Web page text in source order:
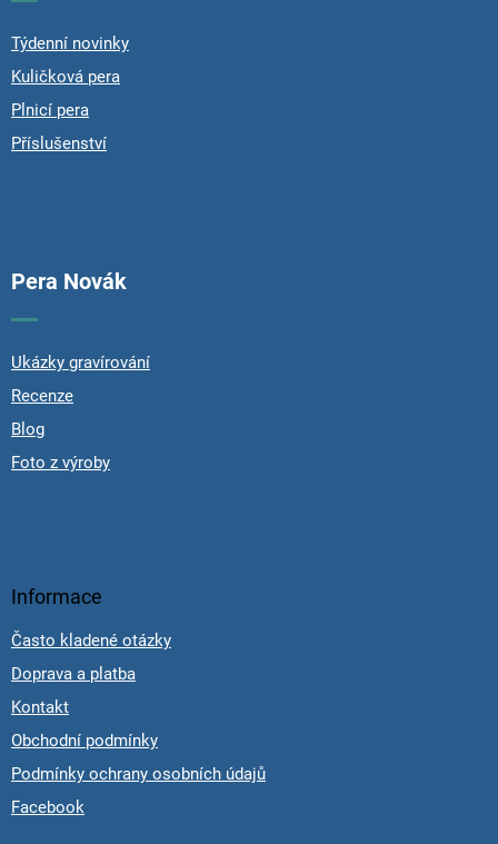
Týdenní novinky
Kuličková pera
Plnicí pera
Příslušenství
Pera Novák
Ukázky gravírování
Recenze
Blog
Foto z výroby
Informace
Často kladené otázky
Doprava a platba
Kontakt
Obchodní podmínky
Podmínky ochrany osobních údajů
Facebook